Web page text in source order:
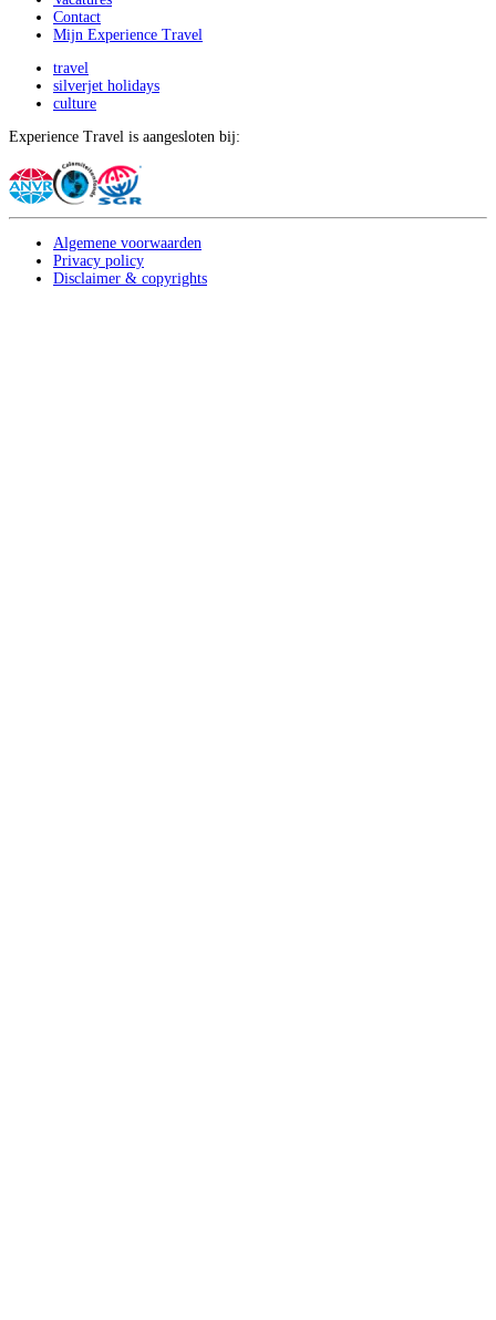
Contact
Mijn Experience Travel
travel
silverjet holidays
culture
Experience Travel is aangesloten bij:
Algemene voorwaarden
Privacy policy
Disclaimer & copyrights